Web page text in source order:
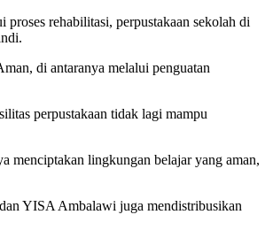
rehabilitasi, perpustakaan sekolah di
di antaranya melalui penguatan
perpustakaan tidak lagi mampu
menciptakan lingkungan belajar yang aman,
YISA Ambalawi juga mendistribusikan